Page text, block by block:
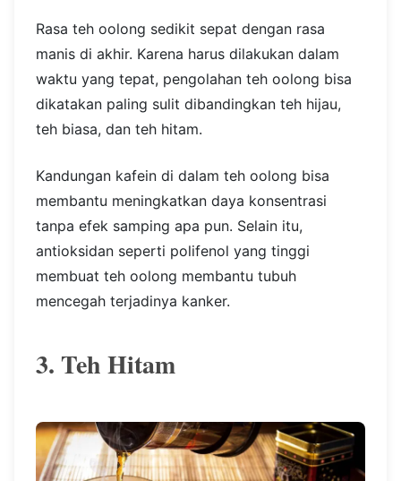
Rasa teh oolong sedikit sepat dengan rasa
manis di akhir. Karena harus dilakukan dalam
waktu yang tepat, pengolahan teh oolong bisa
dikatakan paling sulit dibandingkan teh hijau,
teh biasa, dan teh hitam.
Kandungan kafein di dalam teh oolong bisa
membantu meningkatkan daya konsentrasi
tanpa efek samping apa pun. Selain itu,
antioksidan seperti polifenol yang tinggi
membuat teh oolong membantu tubuh
mencegah terjadinya kanker.
3. Teh Hitam